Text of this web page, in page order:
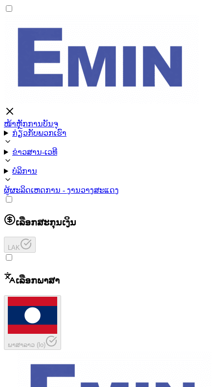
ໜ້າຫຼັກການບັນຈຸ
ກ່ຽວກັບພວກເຮົາ
ຂ່າວສານ-ເວທີ
ບໍລິການ
ຜູ້ຜະລິດເຫດການ - ງານວາງສະແດງ
ເລືອກສະກຸນເງິນ
LAK
ເລືອກພາສາ
ພາສາລາວ (lo)